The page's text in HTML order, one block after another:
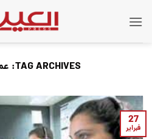
TAG ARCHIVES:
27
فبراير